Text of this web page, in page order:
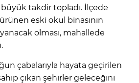
takdir topladı. İlçede
eski okul binasının
yanacak olması, mahallede
çabalarıyla hayata geçirilen
çıkan şehirler geleceğini